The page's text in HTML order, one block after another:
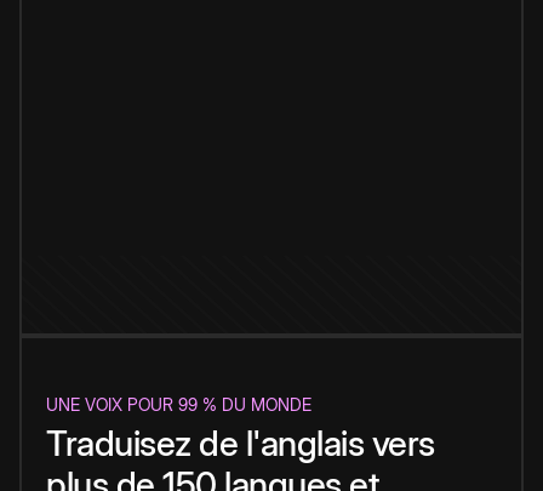
UNE VOIX POUR 99 % DU MONDE
Traduisez de l'anglais vers